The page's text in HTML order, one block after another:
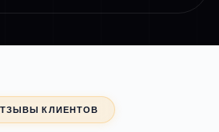
КЛИЕНТОВ